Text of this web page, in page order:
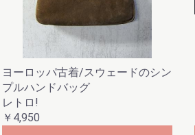
ヨーロッパ古着/スウェードのシン
プルハンドバッグ
レトロ!
￥4,950